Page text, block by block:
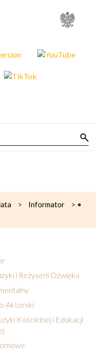
> Informator > •
i Reżyserii Dźwięku
Aktorski
Kościelnej i Edukacji